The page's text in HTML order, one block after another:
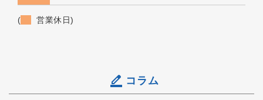
( 営業休日)
コラム